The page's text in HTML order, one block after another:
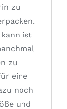
zu
ist
zu
eine
noch
und